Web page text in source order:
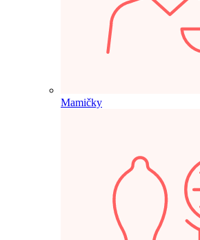
Mamičky